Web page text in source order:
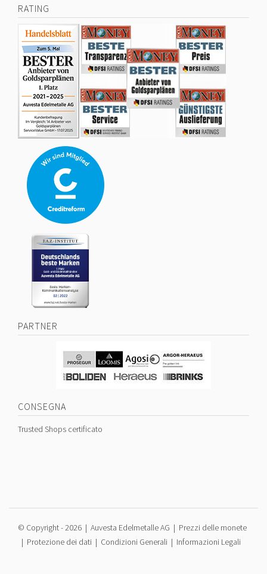
RATING
PARTNER
CONSEGNA
Trusted Shops certificato
© Copyright -2026 | Auvesta Edelmetalle AG | Prezzi delle monete
| Protezione dei dati | Condizioni Generali | Informazioni Legali